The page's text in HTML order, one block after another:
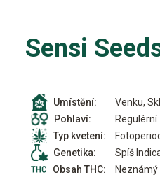
Sensi
Umístění:
Venku,
Pohlaví:
Regulérní
Typ kvetení:
Genetika:
Spíš
Obsah THC:
Neznámý